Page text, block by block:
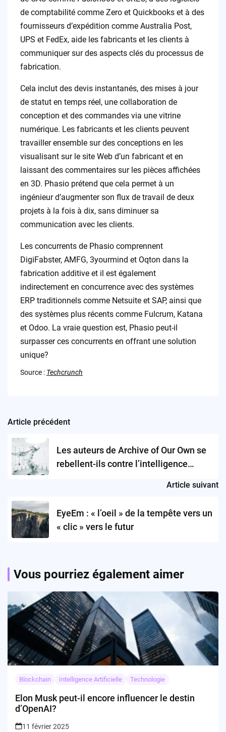
de comptabilité comme Zero et Quickbooks et à des
fournisseurs d’expédition comme Australia Post,
UPS et FedEx, aide les fabricants et les clients à
communiquer sur des aspects clés du processus de
fabrication.
Cela inclut des devis instantanés, des mises à jour
de statut en temps réel, une collaboration de
conception et des commandes via une vitrine
numérique. Les fabricants et les clients peuvent
travailler ensemble sur des conceptions en les
visualisant sur le site Web d’un fabricant et en
laissant des commentaires sur les pièces affichées
en 3D. Phasio prétend que cela permet à un
ingénieur d’augmenter son flux de travail de deux
projets à la fois à dix, sans diminuer sa
communication avec les clients.
Les concurrents de Phasio comprennent
DigiFabster, AMFG, 3yourmind et Oqton dans la
fabrication additive et il est également
indirectement en concurrence avec des systèmes
ERP traditionnels comme Netsuite et SAP, ainsi que
des systèmes plus récents comme Fulcrum, Katana
et Odoo. La vraie question est, Phasio peut-il
surpasser ces concurrents en offrant une solution
unique?
Source : Techcrunch
Post
navigation
Article précédent
Les auteurs de Archive of Our Own se
rebellent-ils contre l’intelligence
Article suivant
EyeEm : « l’oeil » de la tempête vers un
« clic » vers le futur
Vous pourriez également aimer
Blockchain Intelligence Artificielle Technologie
Elon Musk peut-il encore influencer le destin
d’OpenAI?
11 février 2025